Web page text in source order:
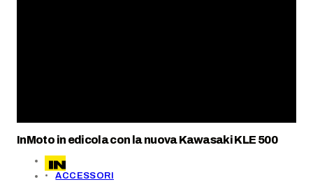
InMoto in edicola con la nuova Kawasaki KLE 500
ACCESSORI